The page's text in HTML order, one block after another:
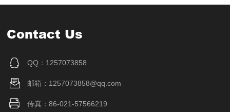
Contact Us
QQ：1257073858
邮箱：1257073858@qq.com
传真：86-021-57566219